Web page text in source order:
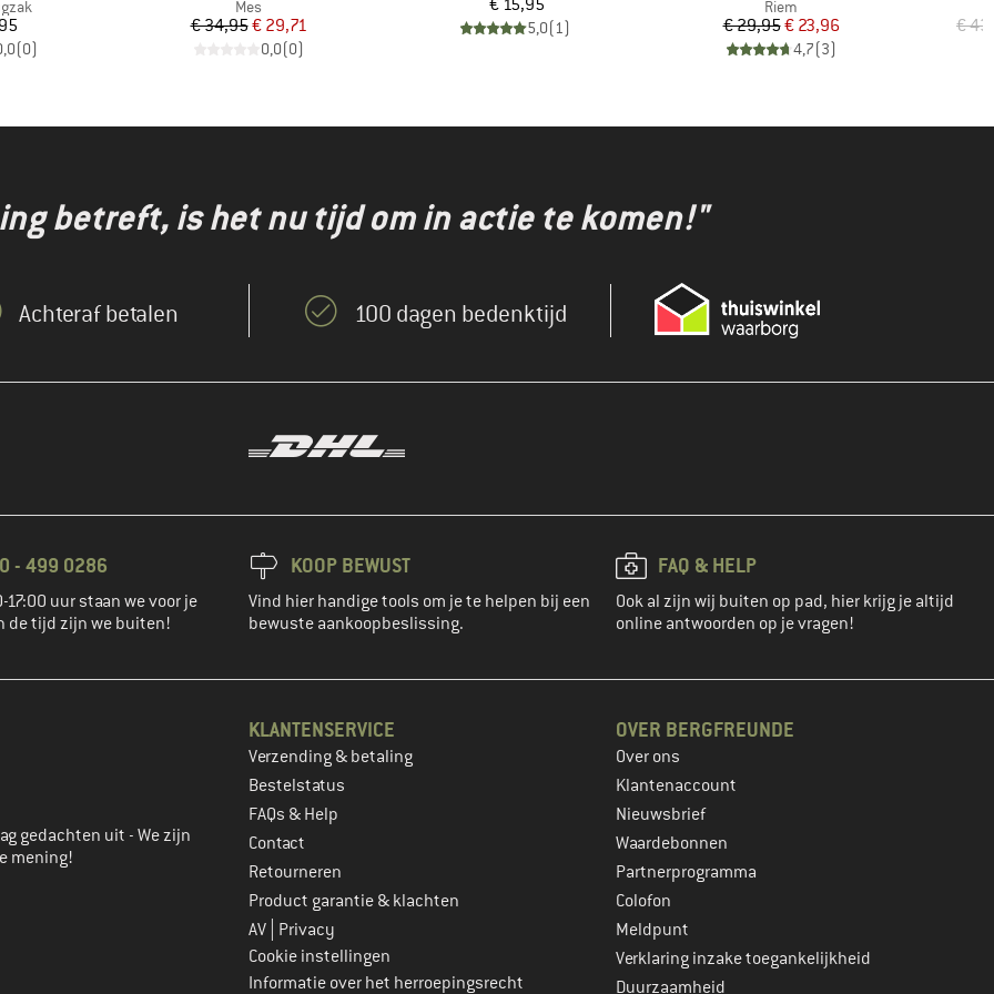
(0)
Productgroep
Mes
Prijs
€ 34,95Verlaagde prijs
€ 29,71
0,0(0)
€ 15,95
5,0(1)
Productgroep
Riem
Prijs
€ 29,95Verlaagde prijs
€ 23,96
4,7(3)
€
betreft, is het nu tijd om in actie te komen!"
Achteraf betalen 100 dagen bedenktijd
- 499 0286
17:00 uur staan we voor je
de tijd zijn we buiten!
KOOP BEWUST
Vind hier handige tools om je te helpen bij een
bewuste aankoopbeslissing.
FAQ & HELP
Ook al zijn wij buiten op pad, hier krijg je altijd
online antwoorden op je vragen!
aan
gedachten uit - We zijn
mening!
KLANTENSERVICE
Verzending & betaling
Bestelstatus
FAQs & Help
Contact
Retourneren
Product garantie & klachten
AV Privacy
Cookie instellingen
Informatie over het herroepingsrecht
OVER BERGFREUNDE
Over ons
Klantenaccount
Nieuwsbrief
Waardebonnen
Partnerprogramma
Colofon
Meldpunt
Verklaring inzake toegankelijkheid
Duurzaamheid